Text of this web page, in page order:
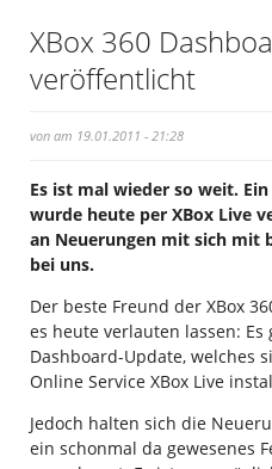
XBox 360
veröffentlicht
von am 19.01.2011 - 21:28
Es ist mal wieder so weit.
wurde heute per XBox Live
an Neuerungen mit sich
bei uns.
Der beste Freund der XBox
es heute verlauten lassen:
Dashboard-Update, welches
Online Service XBox Live
Jedoch halten sich die
ein schonmal da gewesenes